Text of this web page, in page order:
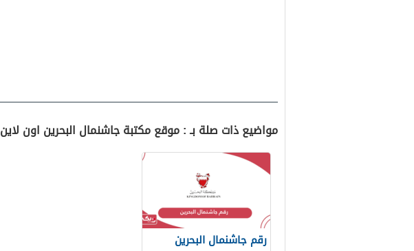
مواضيع ذات صلة بـ : موقع مكتبة جاشنمال البحرين اون لاين
رقم جاشنمال البحرين